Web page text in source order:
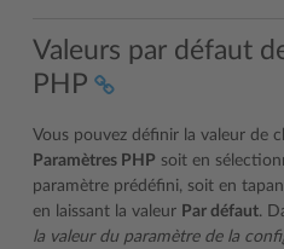
Valeurs par défaut
PHP
Vous pouvez définir la valeur de
Paramètres PHP soit en
paramètre prédéfini, soit en
en laissant la valeur Par défaut.
la valeur du paramètre de la